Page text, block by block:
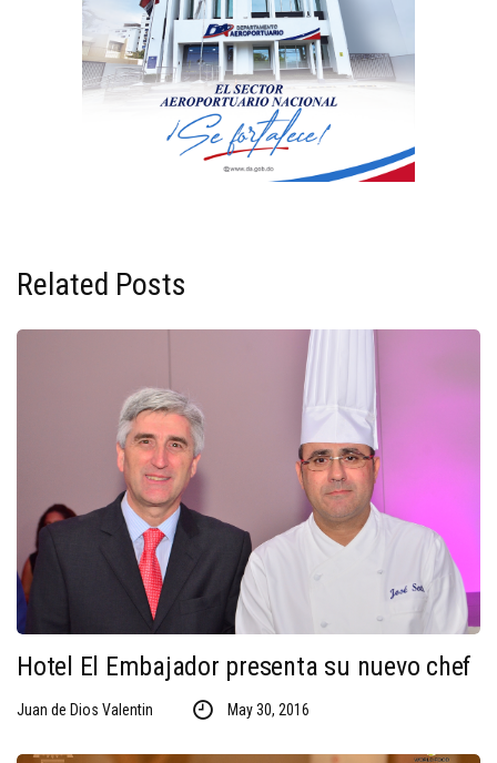
Related Posts
Hotel El Embajador presenta su nuevo chef
Juan de Dios Valentin May 30, 2016